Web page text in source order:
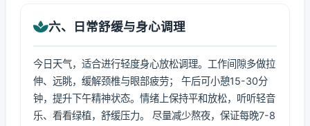
六、日常舒缓与身心调理
今日天气，适合进行轻度身心放松调理。工作间隙多做拉
伸、远眺，缓解颈椎与眼部疲劳； 午后可小憩15-30分
钟，提升下午精神状态。情绪上保持平和放松，听听轻音
乐、看看绿植，舒缓压力。 尽量减少熬夜，保证每晚7-8